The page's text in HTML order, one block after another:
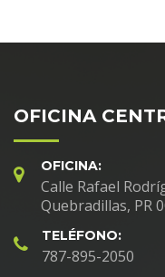
OFICINA
OFICINA:
Calle Rafael
Quebradillas, PR
TELÉFONO:
787-895-2050